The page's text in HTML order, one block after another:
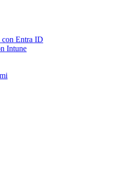
con Entra ID
Intune